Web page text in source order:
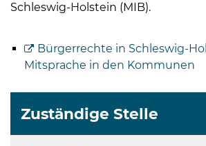
Schleswig-Holstein (MIB).
Bürgerrechte in Schleswig-
Mitsprache in den Kommunen
Zuständige Stelle